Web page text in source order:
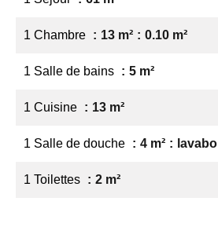
1 Chambre 13 m² 0.10 m²
1 Salle de bains 5 m²
1 Cuisine 13 m²
1 Salle de douche 4 m² lavabo
1 Toilettes 2 m²